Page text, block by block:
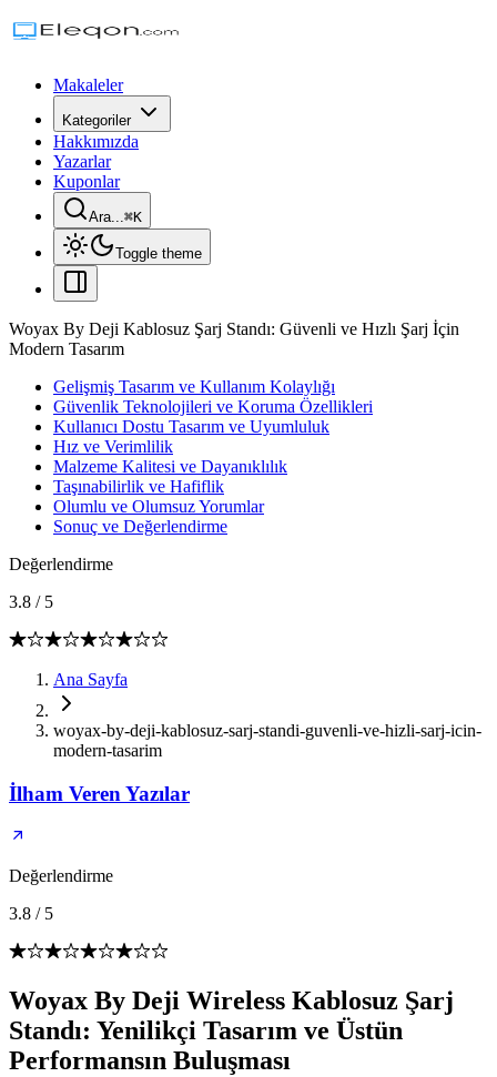
Makaleler
Kategoriler
Hakkımızda
Yazarlar
Kuponlar
Ara...⌘K
Toggle theme
Woyax By Deji Kablosuz Şarj Standı: Güvenli ve Hızlı Şarj İçin
Modern Tasarım
Gelişmiş Tasarım ve Kullanım Kolaylığı
Güvenlik Teknolojileri ve Koruma Özellikleri
Kullanıcı Dostu Tasarım ve Uyumluluk
Hız ve Verimlilik
Malzeme Kalitesi ve Dayanıklılık
Taşınabilirlik ve Hafiflik
Olumlu ve Olumsuz Yorumlar
Sonuç ve Değerlendirme
Değerlendirme
3.8 / 5
Ana Sayfa
woyax-by-deji-kablosuz-sarj-standi-guvenli-ve-hizli-sarj-icin-
modern-tasarim
İlham Veren Yazılar
Değerlendirme
3.8 / 5
Woyax By Deji Wireless Kablosuz Şarj
Standı: Yenilikçi Tasarım ve Üstün
Performansın Buluşması